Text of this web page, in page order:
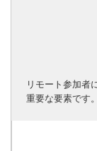
リモート参加者
重要な要素です。